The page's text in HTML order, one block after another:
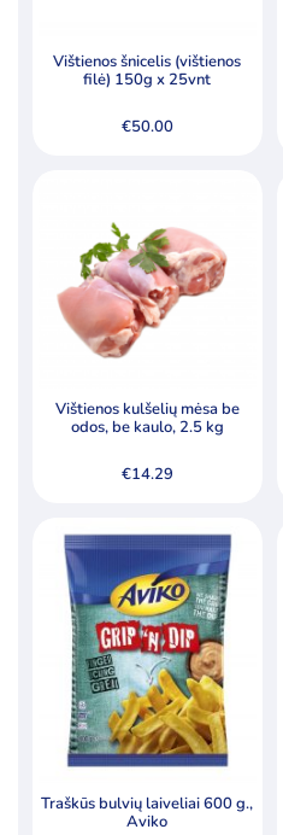
Tešla, duonos ir
Pagal kainą
Specialūs pasiūlymai
Vištienos šnicelis (vištienos
filė) 150g x 25vnt
€50.00
Vištienos kulšelių mėsa be
odos, be kaulo, 2.5 kg
€14.29
Traškūs bulvių laiveliai 600 g.,
Aviko